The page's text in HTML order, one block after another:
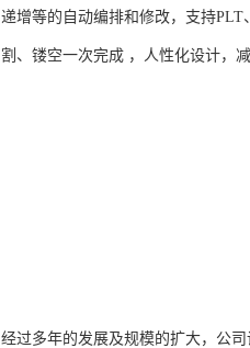
递增等的自动编排和修改，支持
割、镂空一次完成 ，人性化设计，
经过多年的发展及规模的扩大，公